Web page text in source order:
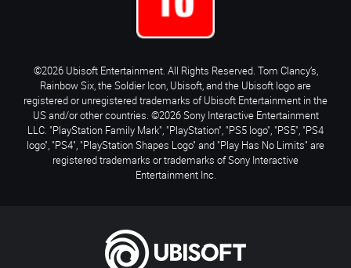
©2026 Ubisoft Entertainment. All Rights Reserved. Tom Clancy’s,
Rainbow Six, the Soldier Icon, Ubisoft, and the Ubisoft logo are
registered or unregistered trademarks of Ubisoft Entertainment in the
US and/or other countries. ©2026 Sony Interactive Entertainment
LLC. "PlayStation Family Mark", "PlayStation", "PS5 logo", "PS5", "PS4
logo", "PS4", "PlayStation Shapes Logo" and "Play Has No Limits" are
registered trademarks or trademarks of Sony Interactive
Entertainment Inc.